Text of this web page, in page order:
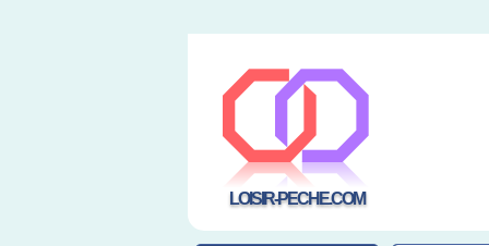
LOISIR-PECHE.COM